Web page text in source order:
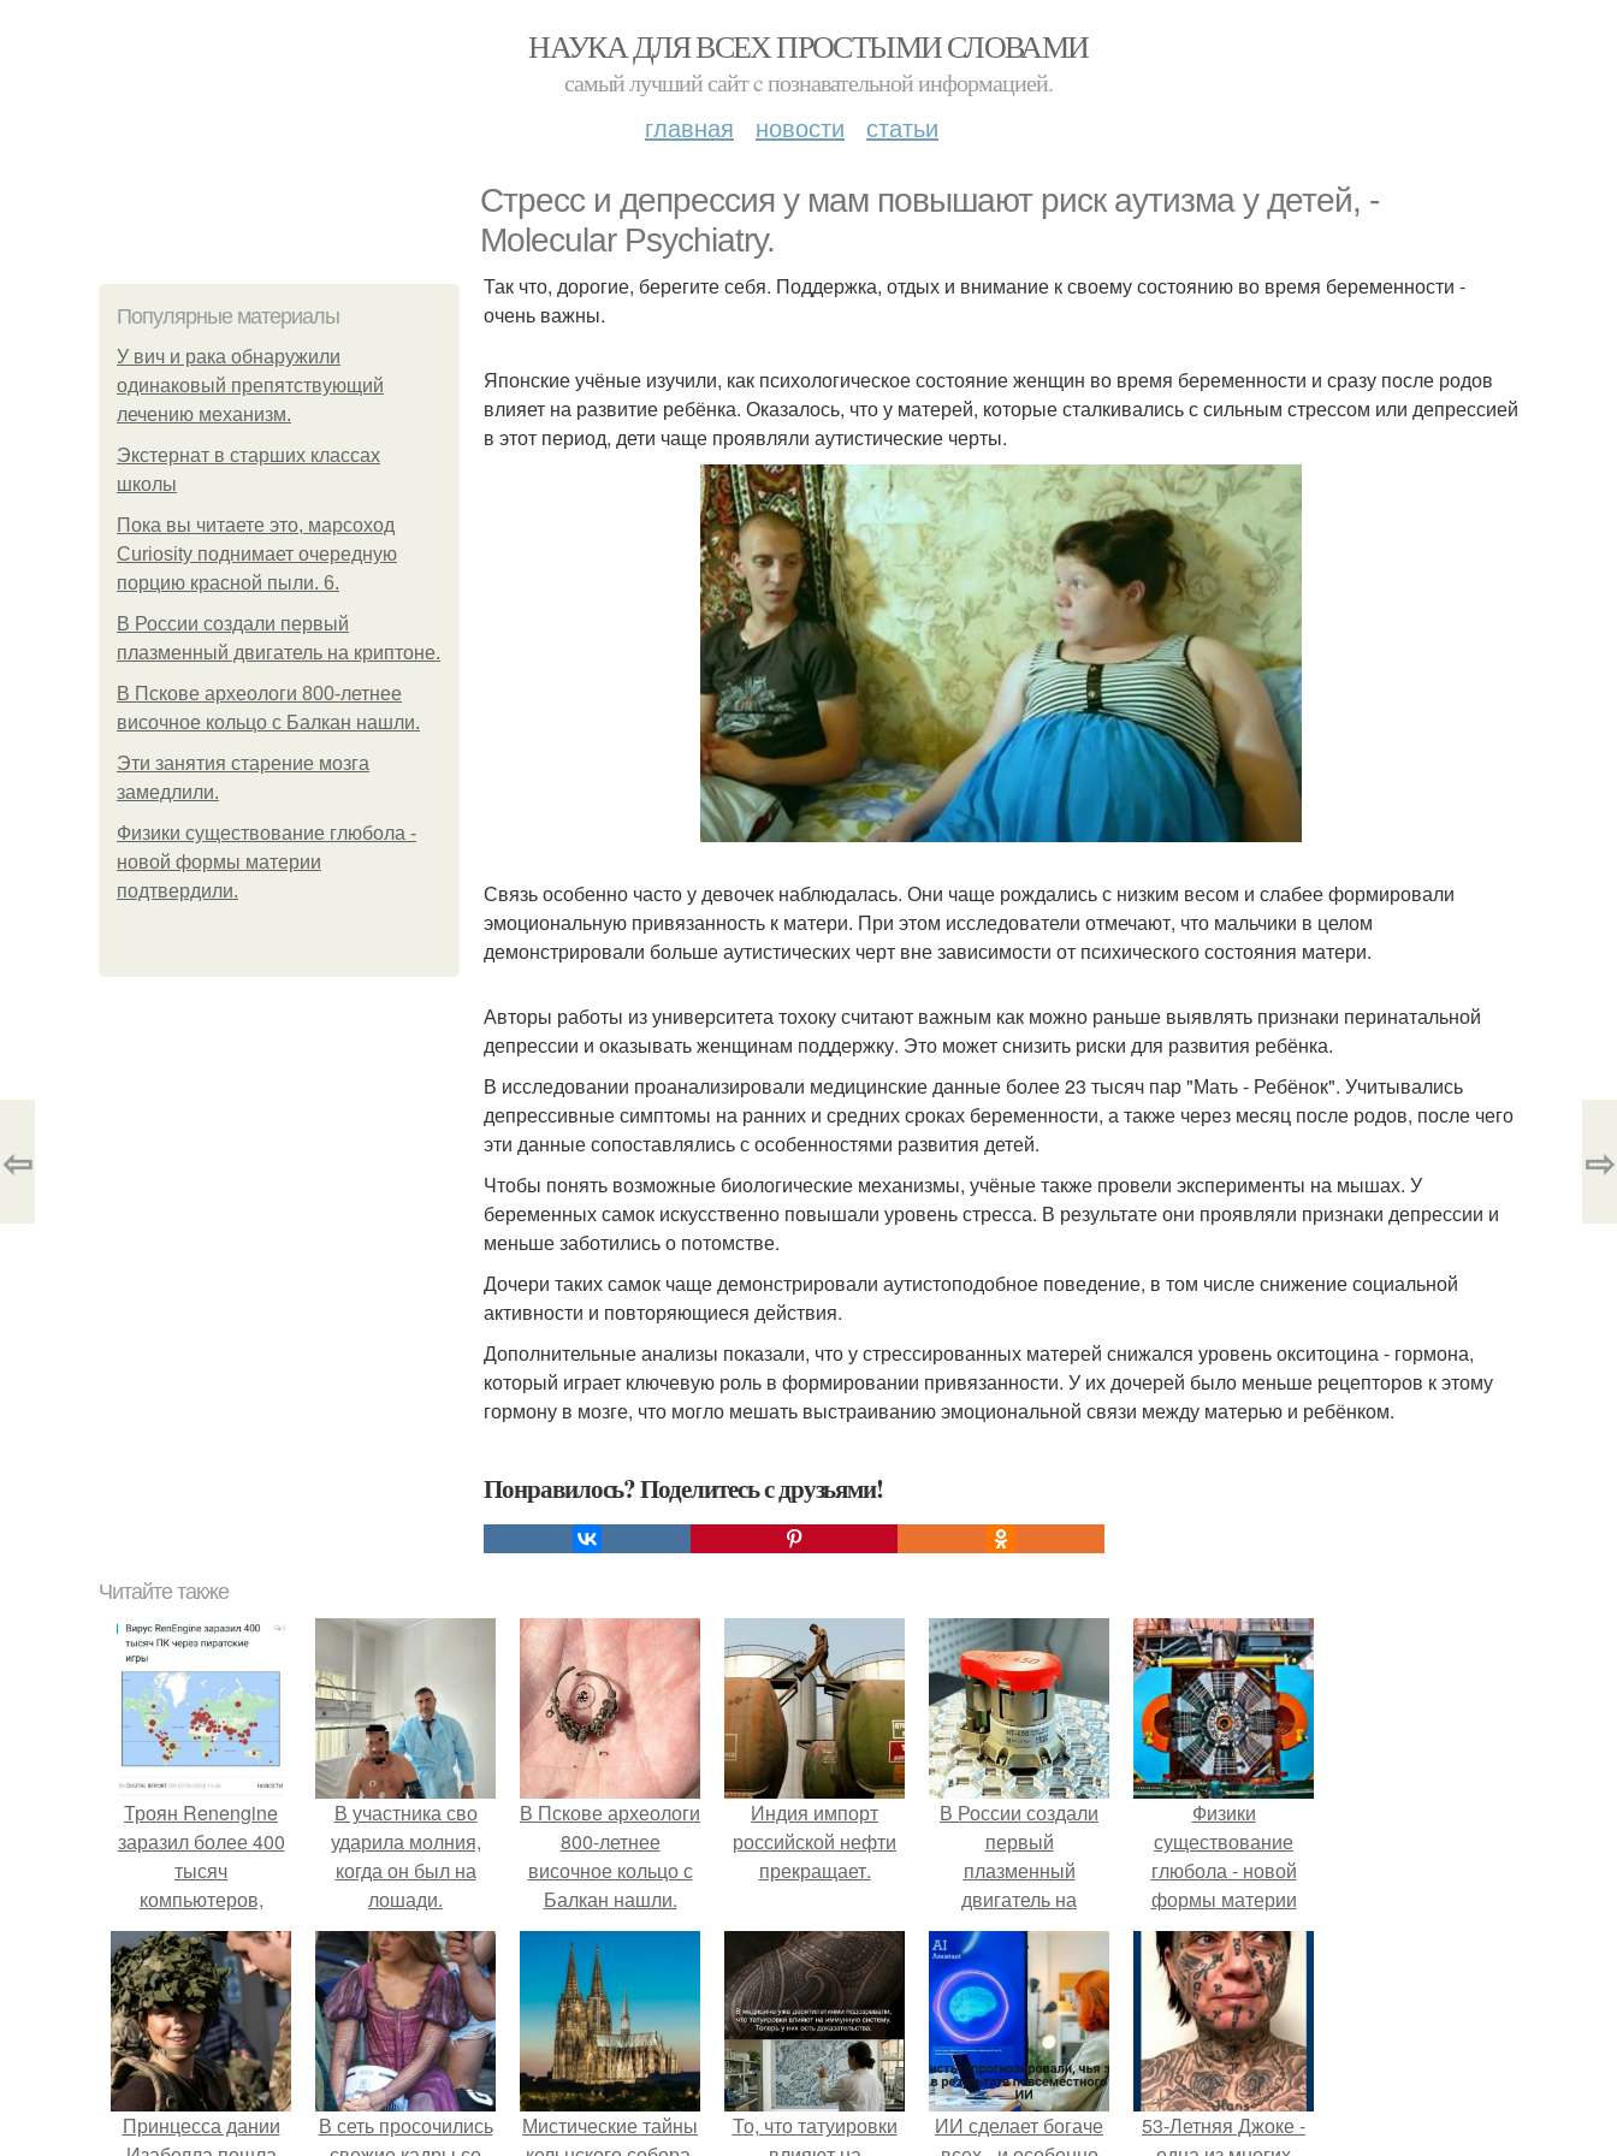
НАУКА ДЛЯ ВСЕХ ПРОСТЫМИ СЛОВАМИ
самый лучший сайт c познавательной информацией.
главная новости статьи
Стресс и депрессия у мам повышают риск аутизма у детей, -
Molecular Psychiatry.
Популярные материалы
У вич и рака обнаружили
одинаковый препятствующий
лечению механизм.
Экстернат в старших классах
школы
Пока вы читаете это, марсоход
Curiosity поднимает очередную
порцию красной пыли. 6.
В России создали первый
плазменный двигатель на криптоне.
В Пскове археологи 800-летнее
височное кольцо с Балкан нашли.
Эти занятия старение мозга
замедлили.
Физики существование глюбола -
новой формы материи
подтвердили.
Так что, дорогие, берегите себя. Поддержка, отдых и внимание к своему состоянию во время беременности -
очень важны.
Японские учёные изучили, как психологическое состояние женщин во время беременности и сразу после родов
влияет на развитие ребёнка. Оказалось, что у матерей, которые сталкивались с сильным стрессом или депрессией
в этот период, дети чаще проявляли аутистические черты.
Связь особенно часто у девочек наблюдалась. Они чаще рождались с низким весом и слабее формировали
эмоциональную привязанность к матери. При этом исследователи отмечают, что мальчики в целом
демонстрировали больше аутистических черт вне зависимости от психического состояния матери.
Авторы работы из университета тохоку считают важным как можно раньше выявлять признаки перинатальной
депрессии и оказывать женщинам поддержку. Это может снизить риски для развития ребёнка.
В исследовании проанализировали медицинские данные более 23 тысяч пар "Мать - Ребёнок". Учитывались
депрессивные симптомы на ранних и средних сроках беременности, а также через месяц после родов, после чего
эти данные сопоставлялись с особенностями развития детей.
Чтобы понять возможные биологические механизмы, учёные также провели эксперименты на мышах. У
беременных самок искусственно повышали уровень стресса. В результате они проявляли признаки депрессии и
меньше заботились о потомстве.
Дочери таких самок чаще демонстрировали аутистоподобное поведение, в том числе снижение социальной
активности и повторяющиеся действия.
Дополнительные анализы показали, что у стрессированных матерей снижался уровень окситоцина - гормона,
который играет ключевую роль в формировании привязанности. У их дочерей было меньше рецепторов к этому
гормону в мозге, что могло мешать выстраиванию эмоциональной связи между матерью и ребёнком.
Понравилось? Поделитесь с друзьями!
⇦ ⇨
Читайте также
Троян Renengine
заразил более 400
тысяч
компьютеров,
включая Россию.
В участника сво
ударила молния,
когда он был на
лошади.
В Пскове археологи
800-летнее
височное кольцо с
Балкан нашли.
Индия импорт
российской нефти
прекращает.
В России создали
первый
плазменный
двигатель на
криптоне.
Физики
существование
глюбола - новой
формы материи
подтвердили.
Принцесса дании
В сеть просочились
Мистические тайны
То, что татуировки
ИИ сделает богаче
53-Летняя Джоке -